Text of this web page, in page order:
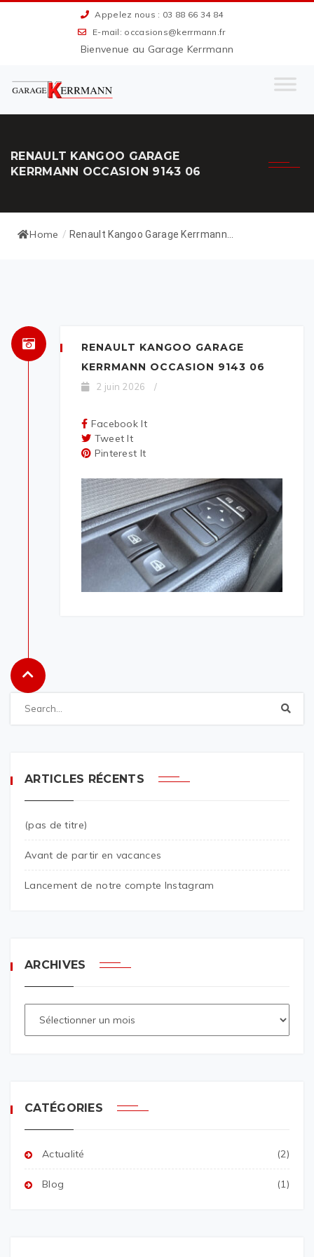
Appelez nous : 03 88 66 34 84
E-mail: occasions@kerrmann.fr
Bienvenue au Garage Kerrmann
RENAULT KANGOO GARAGE
KERRMANN OCCASION 9143 06
Home / Renault Kangoo Garage Kerrmann...
RENAULT KANGOO GARAGE
KERRMANN OCCASION 9143 06
2 juin 2026 /
Facebook It
Tweet It
Pinterest It
ARTICLES RÉCENTS
(pas de titre)
Avant de partir en vacances
Lancement de notre compte Instagram
ARCHIVES
CATÉGORIES
Actualité (2)
Blog (1)